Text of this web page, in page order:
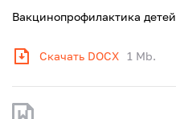
Вакцинопрофилактика детей
Скачать DOCX 1 Mb.